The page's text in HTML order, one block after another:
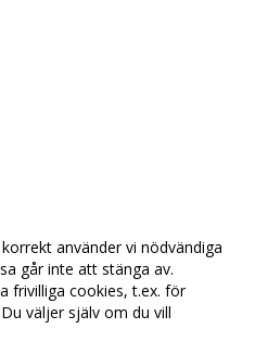
använder vi nödvändiga
går inte att stänga av.
frivilliga cookies, t.ex. för
väljer själv om du vill